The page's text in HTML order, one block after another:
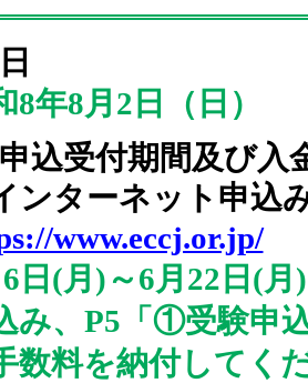
8年8月2日（日）
込受付期間及び入
ンターネット申込
www.eccj.or.jp/
日(月)～6月22日(
み、P5「①受験申
数料を納付してく